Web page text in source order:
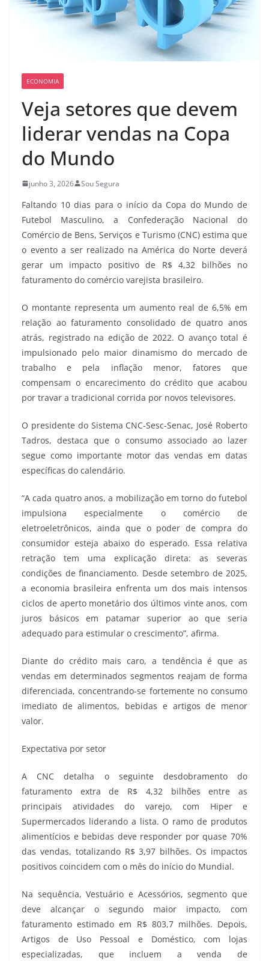
ECONOMIA
Veja setores que devem
liderar vendas na Copa
do Mundo
junho 3, 2026 Sou Segura
Faltando 10 dias para o início da Copa do Mundo de
Futebol Masculino, a Confederação Nacional do
Comércio de Bens, Serviços e Turismo (CNC) estima que
o evento a ser realizado na América do Norte deverá
gerar um impacto positivo de R$ 4,32 bilhões no
faturamento do comércio varejista brasileiro.
O montante representa um aumento real de 6,5% em
relação ao faturamento consolidado de quatro anos
atrás, registrado na edição de 2022. O avanço total é
impulsionado pelo maior dinamismo do mercado de
trabalho e pela inflação menor, fatores que
compensam o encarecimento do crédito que acabou
por travar a tradicional corrida por novos televisores.
O presidente do Sistema CNC-Sesc-Senac, José Roberto
Tadros, destaca que o consumo associado ao lazer
segue como importante motor das vendas em datas
específicas do calendário.
“A cada quatro anos, a mobilização em torno do futebol
impulsiona especialmente o comércio de
eletroeletrônicos, ainda que o poder de compra do
consumidor esteja abaixo do esperado. Essa relativa
retração tem uma explicação direta: as severas
condições de financiamento. Desde setembro de 2025,
a economia brasileira enfrenta um dos mais intensos
ciclos de aperto monetário dos últimos vinte anos, com
juros básicos em patamar superior ao que seria
adequado para estimular o crescimento”, afirma.
Diante do crédito mais caro, a tendência é que as
vendas em determinados segmentos reajam de forma
diferenciada, concentrando-se fortemente no consumo
imediato de alimentos, bebidas e artigos de menor
valor.
Expectativa por setor
A CNC detalha o seguinte desdobramento do
faturamento extra de R$ 4,32 bilhões entre as
principais atividades do varejo, com Hiper e
Supermercados liderando a lista. O ramo de produtos
alimentícios e bebidas deve responder por quase 70%
das vendas, totalizando R$ 3,97 bilhões. Os impactos
positivos coincidem com o mês do início do Mundial.
Na sequência, Vestuário e Acessórios, segmento que
deve alcançar o segundo maior impacto, com
faturamento estimado em R$ 803,7 milhões. Depois,
Artigos de Uso Pessoal e Doméstico, com lojas
especializadas, que incluem a venda de